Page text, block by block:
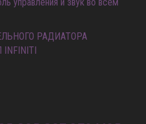
управления и звук во всем
РАДИАТОРА